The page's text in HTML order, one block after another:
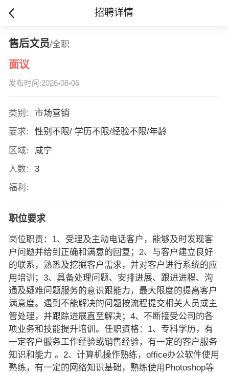
招聘详情
售后文员/全职
面议
发布时间:2026-08-06
类别:
市场营销
要求:
性别不限/ 学历不限/经验不限/年龄
区域:
咸宁
人数:
3
福利:
职位要求
岗位职责：1、受理及主动电话客户，能够及时发现客
户问题并给到正确和满意的回复；2、与客户建立良好
的联系，熟悉及挖掘客户需求，并对客户进行系统的应
用培训；3、具备处理问题、安排进展、跟进进程、沟
通及疑难问题服务的意识跟能力，最大限度的提高客户
满意度。遇到不能解决的问题按流程提交相关人员或主
管处理，并跟踪进展直至解决；4、不断接受公司的各
项业务和技能提升培训。任职资格：1、专科学历，有
一定客户服务工作经验或销售经验，有一定的客户服务
知识和能力 。2、计算机操作熟练，office办公软件使用
熟练，有一定的网络知识基础，熟练使用Photoshop等